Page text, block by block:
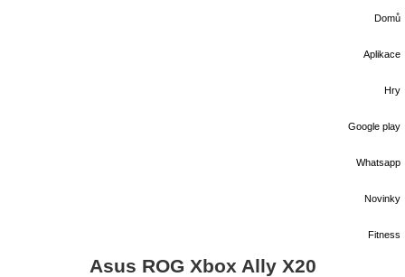
Domů
Aplikace
Hry
Google play
Whatsapp
Novinky
Fitness
Asus ROG Xbox Ally X20